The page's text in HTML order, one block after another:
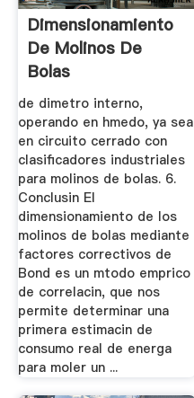
Dimensionamiento
De Molinos De
Bolas
de dimetro interno,
operando en hmedo, ya sea
en circuito cerrado con
clasificadores industriales
para molinos de bolas. 6.
Conclusin El
dimensionamiento de los
molinos de bolas mediante
factores correctivos de
Bond es un mtodo emprico
de correlacin, que nos
permite determinar una
primera estimacin de
consumo real de energa
para moler un ...